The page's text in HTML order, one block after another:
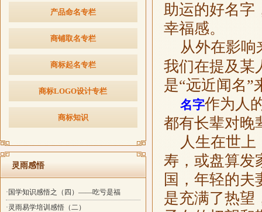
产品命名专栏
商铺取名专栏
商标起名专栏
商标LOGO设计专栏
商标知识
灵雨感悟
·国学知识感悟之（四）——吃亏是福
·灵雨易学培训感悟（二）
助运的好名字
幸福感。
从外在影响
我们在提及某
是“远近闻名”
名字作为人
都有长辈对晚
人生在世上
寿，或盘算发
国，年轻的夫
是充满了热望